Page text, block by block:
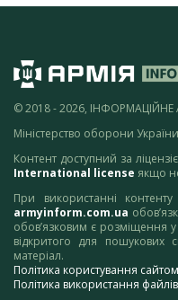
© 2018 - 2026, ІНФОРМАЦІЙНЕ
Міністерство оборони України
Контент доступний за
International license якщо
При використанні
armyinform.com.ua
обов’язковим є розміщення
відкритого для пошукових
матеріал.
Політика користування
Політика використання